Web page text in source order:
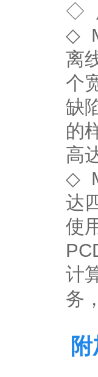
◇
◇
离
个
缺
的
高
◇
达
使
计
务
附